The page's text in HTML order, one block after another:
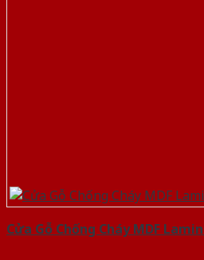
Cửa Gỗ Chống Cháy MDF